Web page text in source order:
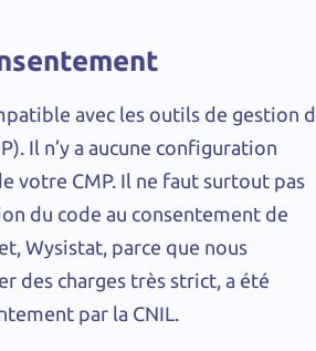
avec les outils de gestion
Il n’y a aucune configuration
votre CMP. Il ne faut surtout pas
du code au consentement de
Wysistat, parce que nous
des charges très strict, a été
par la CNIL.